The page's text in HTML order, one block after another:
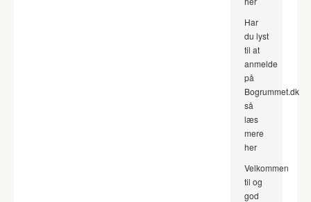
Har
du lyst
til at
anmelde
på
Bogrummet.dk
så
læs
mere
her
Velkommen
til og
god